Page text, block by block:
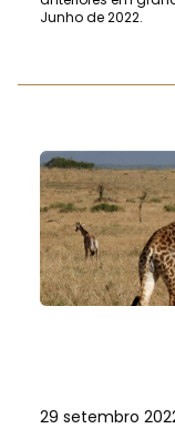
Junho de 2022.
29 setembro